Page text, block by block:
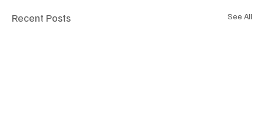
Recent Posts See All